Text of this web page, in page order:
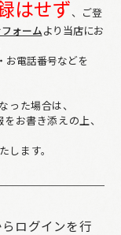
はせず、ご登
ォームより当店にお
お電話番号などを
った場合は、
お書き添えの上、
します。
ログインを行